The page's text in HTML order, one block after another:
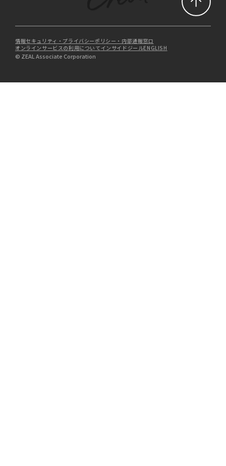
情報セキュリティ・プライバシーポリシー・内部通報窓口
オンラインサービスの利用について インサイドジールENGLISH
© ZEAL Associate Corporation